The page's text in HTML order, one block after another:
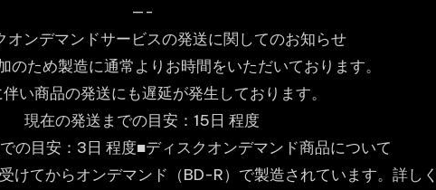
—-
オンデマンドサービスの発送に関してのお知らせ
のため製造に通常よりお時間をいただいております。
い商品の発送にも遅延が発生しております。
現在の発送までの目安：15日 程度
の目安：3日 程度■ディスクオンデマンド商品について
けてからオンデマンド（BD-R）で製造されています。詳しく